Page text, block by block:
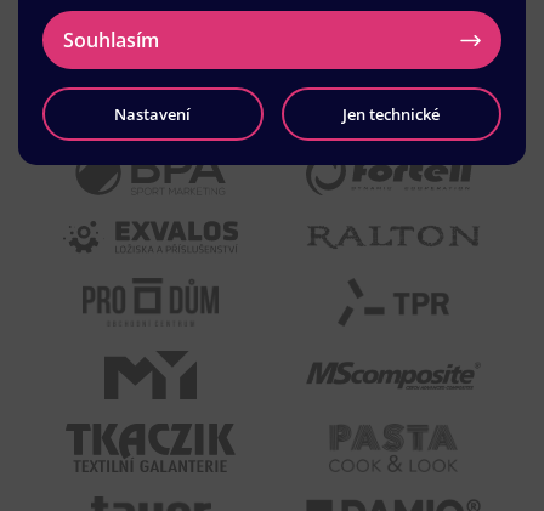
Souhlasím
Nastavení Jen technické